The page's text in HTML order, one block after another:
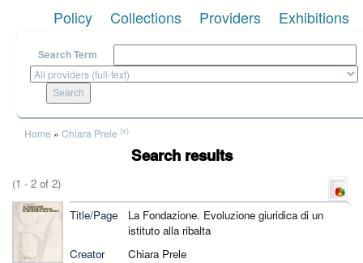
Policy Collections Providers Exhibitions
Search Term
You are here
Home » Chiara Prele (x)
Search results
(1 - 2 of 2)
Title/Page
La Fondazione. Evoluzione giuridica di un
istituto alla ribalta
Creator
Chiara Prele